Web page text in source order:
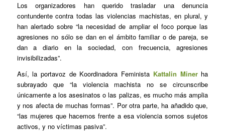
Los organizadores han querido trasladar una denuncia
contundente contra todas las violencias machistas, en plural, y
han alertado sobre “la necesidad de ampliar el foco porque las
agresiones no sólo se dan en el ámbito familiar o de pareja, se
dan a diario en la sociedad, con frecuencia, agresiones
invisibilizadas”.
Así, la portavoz de Koordinadora Feminista Kattalin Minerha
subrayado que “la violencia machista no se circunscribe
únicamente a los asesinatos o las palizas, es mucho más amplia
y nos afecta de muchas formas”. Por otra parte, ha añadido que,
“las mujeres que hacemos frente a esa violencia somos sujetos
activos, y no víctimas pasiva”.